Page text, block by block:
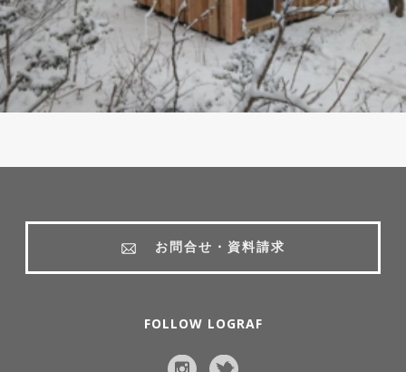
お問合せ・資料請求
FOLLOW LOGRAF